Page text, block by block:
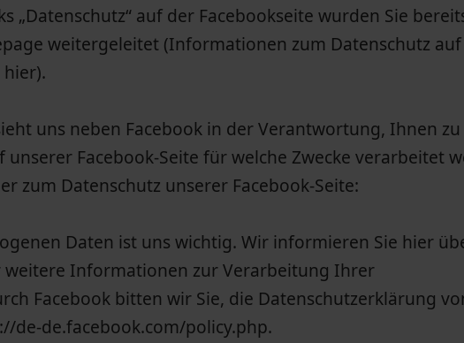
„Datenschutz“ auf der Facebookseite wurden Sie
weitergeleitet (Informationen zum Datenschutz
uns neben Facebook in der Verantwortung, Ihnen zu
unserer Facebook-Seite für welche Zwecke verarbeitet
zum Datenschutz unserer Facebook-Seite:
Daten ist uns wichtig. Wir informieren Sie hier
weitere Informationen zur Verarbeitung Ihrer
Facebook bitten wir Sie, die Datenschutzerklärung
de-de.facebook.com/policy.php.